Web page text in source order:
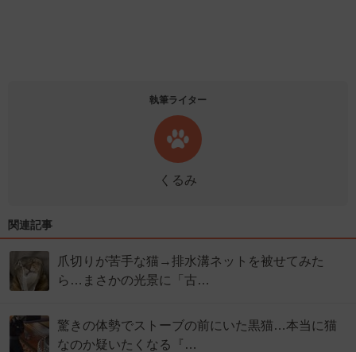
執筆ライター
くるみ
関連記事
爪切りが苦手な猫→排水溝ネットを被せてみた
ら…まさかの光景に「古…
驚きの体勢でストーブの前にいた黒猫…本当に猫
なのか疑いたくなる『…